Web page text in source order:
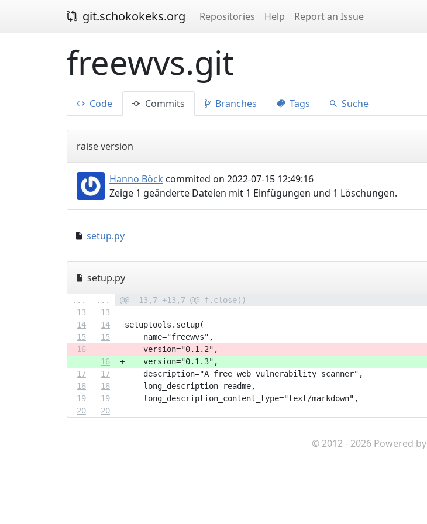
git.schokokeks.org Repositories Help Report an Issue
freewvs.git
Code Commits Branches Tags Suche
raise version
Hanno Böck commited on 2022-07-15 12:49:16
Zeige 1 geänderte Dateien mit 1 Einfügungen und 1 Löschungen.
setup.py
setup.py
... ...
@@ -13,7 +13,7 @@ f.close()
13
13
14
14
setuptools.setup(
15
15
     name="freewvs",
16
-    version="0.1.2",
16
+    version="0.1.3",
17
17
     description="A free web vulnerability scanner",
18
18
     long_description=readme,
19
19
     long_description_content_type="text/markdown",
20
20
© 2012 - 2026 Powered by